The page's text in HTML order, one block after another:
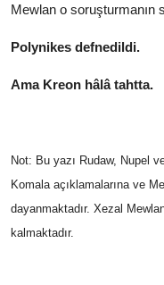
Mewlan o soruşturmanın
Polynikes defnedildi.
Ama Kreon hâlâ tahtta.
Not: Bu yazı Rudaw, Nupel
Komala açıklamalarına ve
dayanmaktadır. Xezal
kalmaktadır.